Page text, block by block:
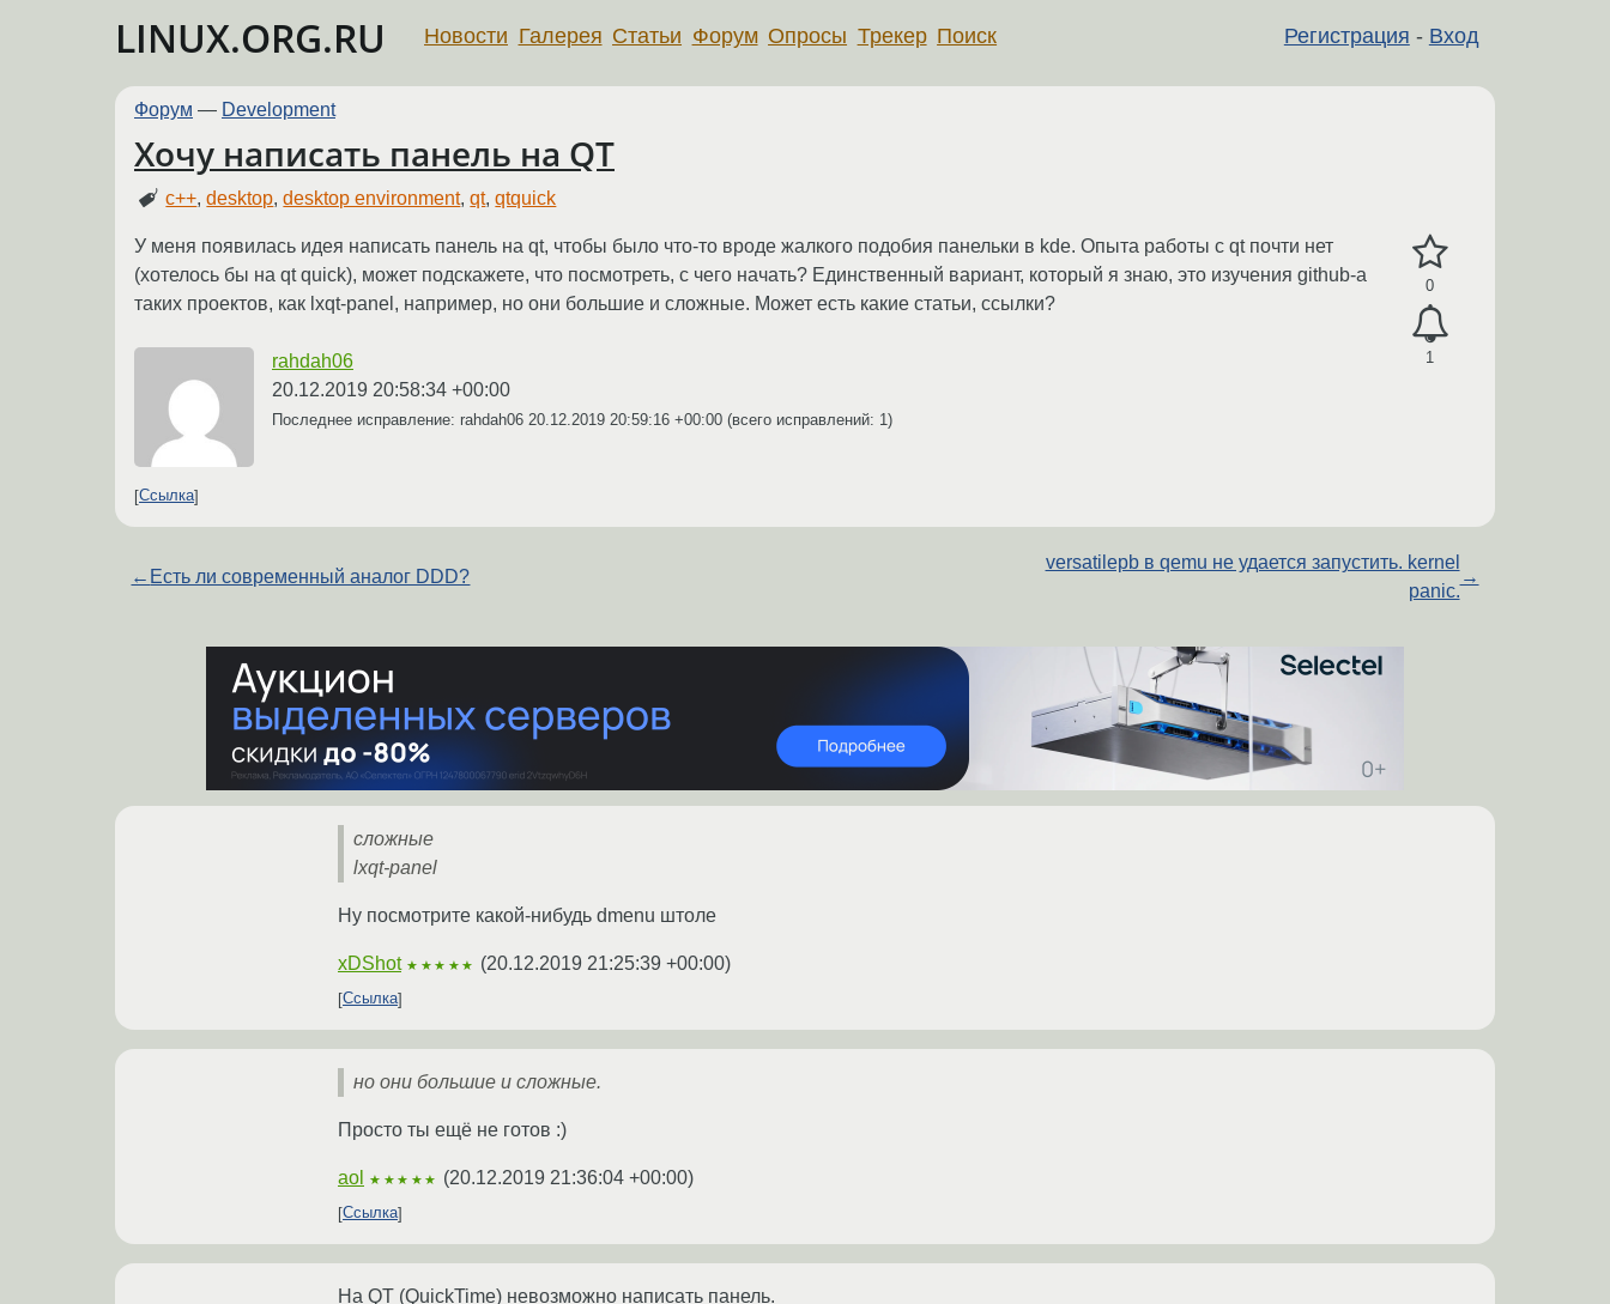
LINUX.ORG.RU Регистрация - Вход
Новости Галерея Статьи Форум Опросы Трекер Поиск
Форум — Development
Хочу написать панель на QT
c++,desktop,desktop environment,qt,qtquick
0
1
У меня появилась идея написать панель на qt, чтобы было что-то вроде жалкого подобия панельки в kde. Опыта работы с qt почти нет
(хотелось бы на qt quick), может подскажете, что посмотреть, с чего начать? Единственный вариант, который я знаю, это изучения github-а
таких проектов, как lxqt-panel, например, но они большие и сложные. Может есть какие статьи, ссылки?
rahdah06
20.12.2019 20:58:34 +00:00
Последнее исправление: rahdah06 20.12.2019 20:59:16 +00:00 (всего исправлений: 1)
Ссылка
← Есть ли современный аналог DDD?
versatilepb в qemu не удается запустить. kernel
panic.
→
сложные
lxqt-panel
Ну посмотрите какой-нибудь dmenu штоле
xDShot ★★★★★ (20.12.2019 21:25:39 +00:00)
Ссылка
но они большие и сложные.
Просто ты ещё не готов :)
aol ★★★★★ (20.12.2019 21:36:04 +00:00)
Ссылка
На QT (QuickTime) невозможно написать панель.